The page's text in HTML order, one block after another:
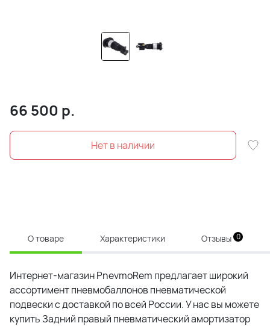
66 500 р.
О товаре Характеристики Отзывы 0
Интернет-магазин PnevmoRem предлагает широкий
ассортимент пневмобаллонов пневматической
подвески с доставкой по всей России. У нас вы можете
купить Задний правый пневматический амортизатор